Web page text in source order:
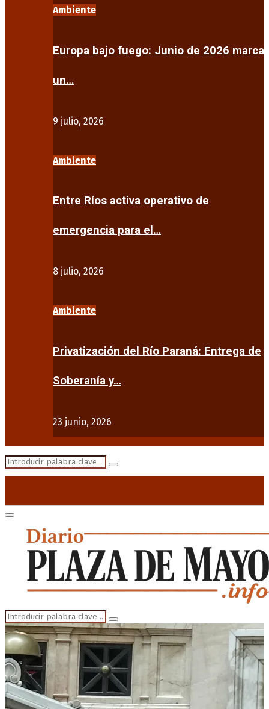
Ambiente
Europa bajo fuego: Junio de 2026 marca
un…
9 julio, 2026
Ambiente
Entre Ríos activa operativo de
emergencia para el…
8 julio, 2026
Ambiente
Privatización del Río Paraná: Entrega de
Soberanía y…
23 junio, 2026
Search
Search
Primary
Menu
Search
for:
Search